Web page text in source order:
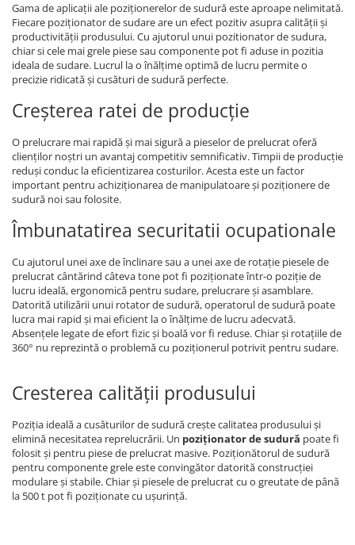
Gama de aplicații ale poziționerelor de sudură este aproape nelimitată.
Fiecare poziționator de sudare are un efect pozitiv asupra calității și
productivității produsului. Cu ajutorul unui pozitionator de sudura,
chiar si cele mai grele piese sau componente pot fi aduse in pozitia
ideala de sudare. Lucrul la o înălțime optimă de lucru permite o
precizie ridicată și cusături de sudură perfecte.
Creșterea ratei de producție
O prelucrare mai rapidă și mai sigură a pieselor de prelucrat oferă
clienților noștri un avantaj competitiv semnificativ. Timpii de producție
reduși conduc la eficientizarea costurilor. Acesta este un factor
important pentru achiziționarea de manipulatoare și poziționere de
sudură noi sau folosite.
Îmbunatatirea securitatii ocupationale
Cu ajutorul unei axe de înclinare sau a unei axe de rotație piesele de
prelucrat cântărind câteva tone pot fi poziționate într-o poziție de
lucru ideală, ergonomică pentru sudare, prelucrare și asamblare.
Datorită utilizării unui rotator de sudură, operatorul de sudură poate
lucra mai rapid și mai eficient la o înălțime de lucru adecvată.
Absențele legate de efort fizic și boală vor fi reduse. Chiar și rotațiile de
360° nu reprezintă o problemă cu poziționerul potrivit pentru sudare.
Cresterea calității produsului
Poziția ideală a cusăturilor de sudură crește calitatea produsului și
elimină necesitatea reprelucrării. Un poziționator de sudură poate fi
folosit și pentru piese de prelucrat masive. Poziționătorul de sudură
pentru componente grele este convingător datorită construcției
modulare și stabile. Chiar și piesele de prelucrat cu o greutate de până
la 500 t pot fi poziționate cu ușurință.